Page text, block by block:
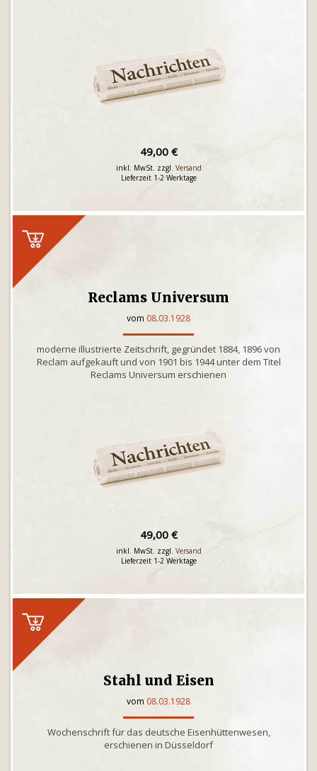
49,00 €
inkl. MwSt. zzgl. Versand
Lieferzeit 1-2 Werktage
Reclams Universum
vom 08.03.1928
moderne illustrierte Zeitschrift, gegründet 1884, 1896 von
Reclam aufgekauft und von 1901 bis 1944 unter dem Titel
Reclams Universum erschienen
49,00 €
inkl. MwSt. zzgl. Versand
Lieferzeit 1-2 Werktage
Stahl und Eisen
vom 08.03.1928
Wochenschrift für das deutsche Eisenhüttenwesen,
erschienen in Düsseldorf